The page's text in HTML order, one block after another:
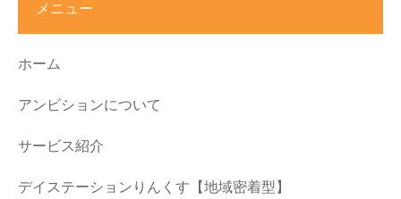
メニュー
ホーム
アンビションについて
サービス紹介
デイステーションりんくす【地域密着型】